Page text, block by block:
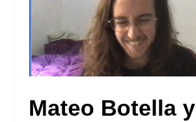
Mateo Botella y